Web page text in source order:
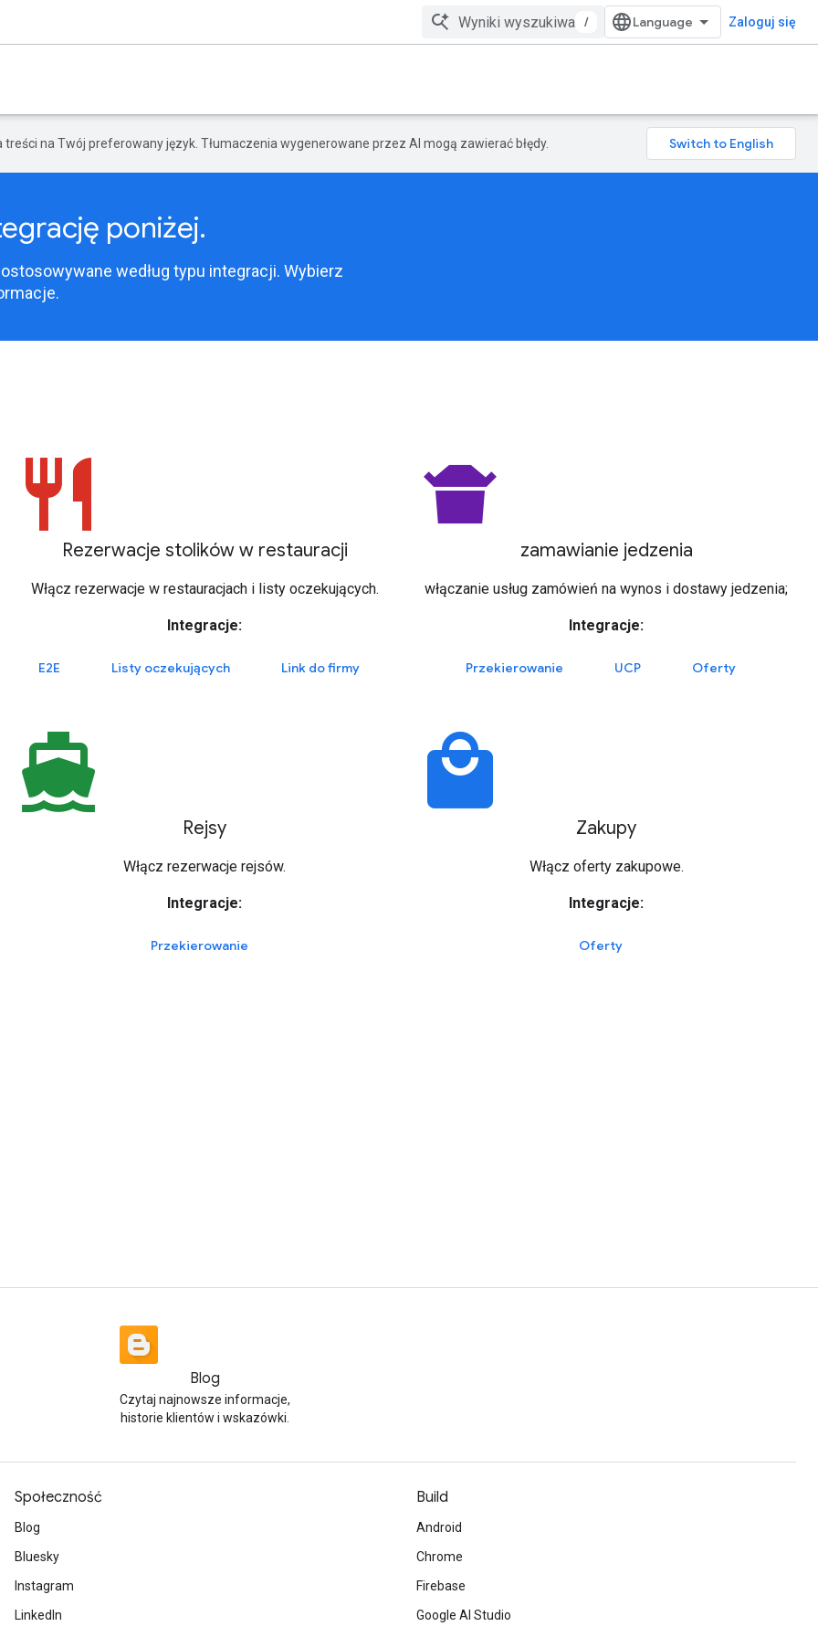
/ Zaloguj się
treści na Twój preferowany język. Tłumaczenia wygenerowane przez AI mogą zawierać błędy.
poniżej.
według typu integracji. Wybierz
restaurant
Rezerwacje stolików w restauracji
Włącz rezerwacje w restauracjach i listy oczekujących.
Integracje:
E2E Listy oczekujących Link do firmy
takeout_dining
zamawianie jedzenia
włączanie usług zamówień na wynos i dostawy jedzenia;
Integracje:
Przekierowanie UCP Oferty
directions_boat
Rejsy
Włącz rezerwacje rejsów.
Integracje:
Przekierowanie
local_mall
Zakupy
Włącz oferty zakupowe.
Integracje:
Oferty
Blog
Czytaj najnowsze informacje,
historie klientów i wskazówki.
Społeczność
Blog
Bluesky
Instagram
LinkedIn
Build
Android
Chrome
Firebase
Google AI Studio